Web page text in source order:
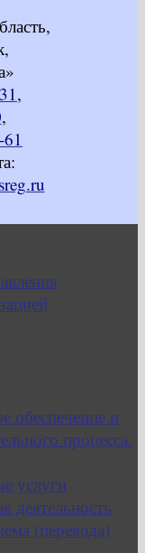
,
,
обеспечение и
процесса.
услуги
деятельность
(перевода)